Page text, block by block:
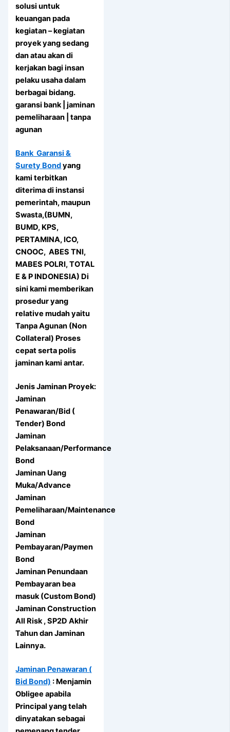
solusi untuk
keuangan pada
kegiatan – kegiatan
proyek yang sedang
dan atau akan di
kerjakan bagi insan
pelaku usaha dalam
berbagai bidang.
garansi bank | jaminan
pemeliharaan | tanpa
agunan
Bank Garansi &
Surety Bondyang
kami terbitkan
diterima di instansi
pemerintah, maupun
Swasta,(BUMN,
BUMD, KPS,
PERTAMINA, ICO,
CNOOC, ABES TNI,
MABES POLRI, TOTAL
E & P INDONESIA) Di
sini kami memberikan
prosedur yang
relative mudah yaitu
Tanpa Agunan (Non
Collateral) Proses
cepat serta polis
jaminan kami antar.
Jenis Jaminan Proyek:
Jaminan
Penawaran/Bid (
Tender) Bond
Jaminan
Pelaksanaan/Performance
Bond
Jaminan Uang
Muka/Advance
Jaminan
Pemeliharaan/Maintenance
Bond
Jaminan
Pembayaran/Paymen
Bond
Jaminan Penundaan
Pembayaran bea
masuk (Custom Bond)
Jaminan Construction
All Risk , SP2D Akhir
Tahun dan Jaminan
Lainnya.
Jaminan Penawaran (
Bid Bond) : Menjamin
Obligee apabila
Principal yang telah
dinyatakan sebagai